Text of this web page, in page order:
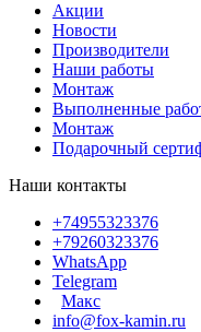
Акции
Новости
Производители
Наши работы
Монтаж
Выполненные
Монтаж
Подарочный
Наши контакты
+74955323376
+79260323376
WhatsApp
Telegram
Макс
info@fox-kamin.ru